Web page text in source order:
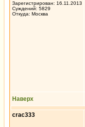
Зарегистрирован: 16.11.2013
Суждений: 5829
Откуда: Москва
Наверх
crac333